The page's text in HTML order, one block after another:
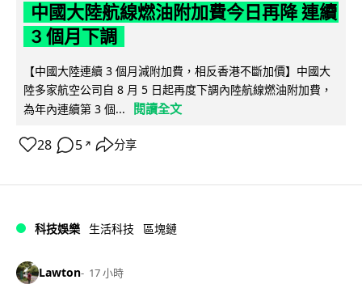
中國大陸航線燃油附加費今日再降 連續
3 個月下調
【中國大陸連續 3 個月減附加費，相反香港不斷加價】中國大
陸多家航空公司自 8 月 5 日起再度下調內陸航線燃油附加費，
為年內連續第 3 個...
閱讀全文
28 5 ↗ 分享
科技娛樂 生活科技 區塊鏈
Lawton 17 小時